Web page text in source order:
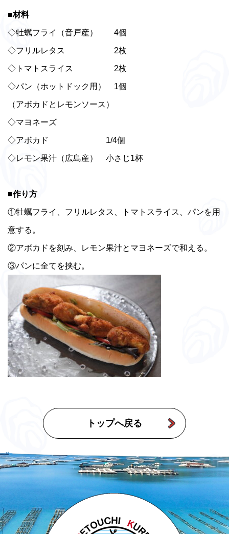
■材料
◇牡蠣フライ（音戸産） 4個
◇フリルレタス 2枚
◇トマトスライス 2枚
◇パン（ホットドック用） 1個
（アボカドとレモンソース）
◇マヨネーズ
◇アボカド 1/4個
◇レモン果汁（広島産） 小さじ1杯
■作り方
①牡蠣フライ、フリルレタス、トマトスライス、パンを用
意する。
②アボカドを刻み、レモン果汁とマヨネーズで和える。
③パンに全てを挟む。
トップへ戻る